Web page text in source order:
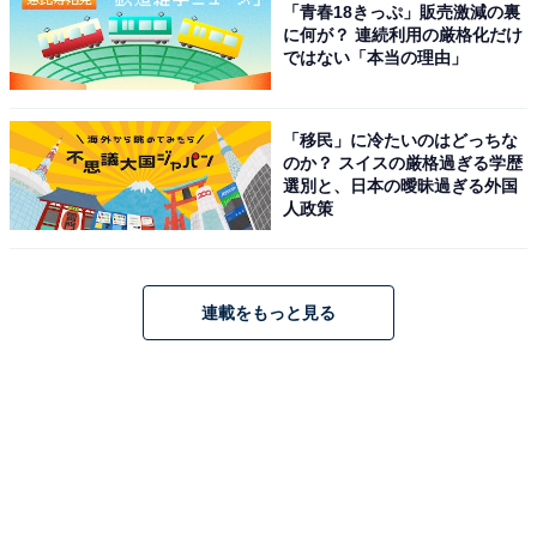
「青春18きっぷ」販売激減の裏
に何が？ 連続利用の厳格化だけ
ではない「本当の理由」
「移民」に冷たいのはどっちな
のか？ スイスの厳格過ぎる学歴
選別と、日本の曖昧過ぎる外国
人政策
連載をもっと見る